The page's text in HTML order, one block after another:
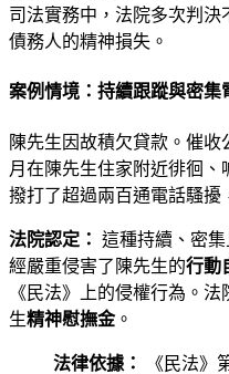
司法實務中，法院多次判
債務人的精神損失。
案例情境：持續跟蹤與密集
陳先生因故積欠貸款。催
月在陳先生住家附近徘徊
撥打了超過兩百通電話騷擾
法院認定： 這種持續、密
經嚴重侵害了陳先生的行動
《民法》上的侵權行為。
生精神慰撫金。
法律依據：
《民法》